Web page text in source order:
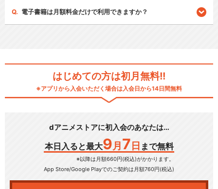
電子書籍は月額料金だけで利用できますか？
はじめての方は初月無料!!
※アプリから入会いただく場合は入会日から14日間無料
dアニメストアに初入会のあなたは…
本日入ると最大9 月 7 日 まで無料
※以降は月額660円(税込)がかかります。
App Store/Google Playでのご契約は月額760円(税込)